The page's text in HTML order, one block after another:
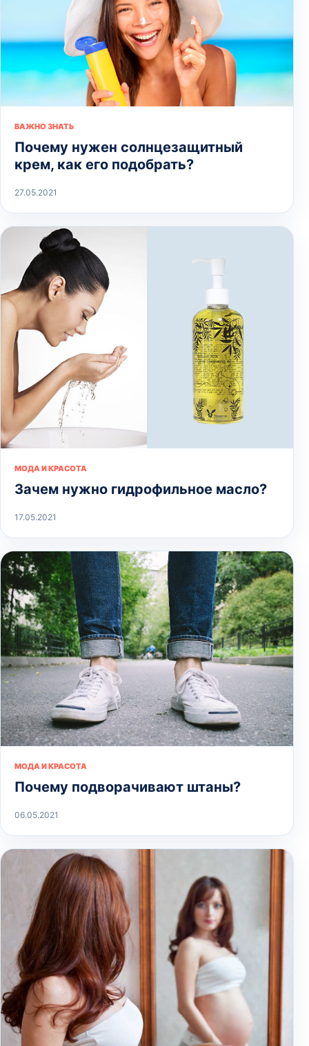
ВАЖНО ЗНАТЬ
Почему нужен солнцезащитный
крем, как его подобрать?
27.05.2021
МОДА И КРАСОТА
Зачем нужно гидрофильное масло?
17.05.2021
МОДА И КРАСОТА
Почему подворачивают штаны?
06.05.2021